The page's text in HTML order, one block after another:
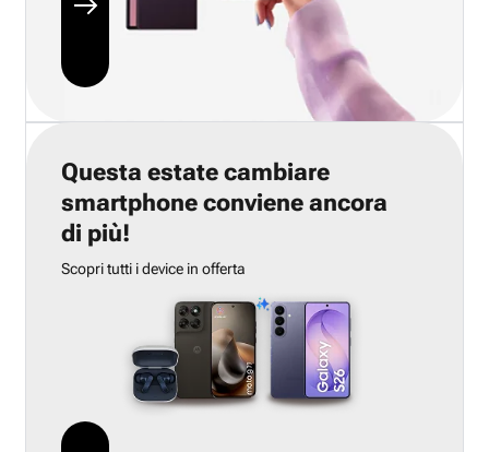
Questa estate cambiare
smartphone conviene ancora
di più!
Scopri tutti i device in offerta